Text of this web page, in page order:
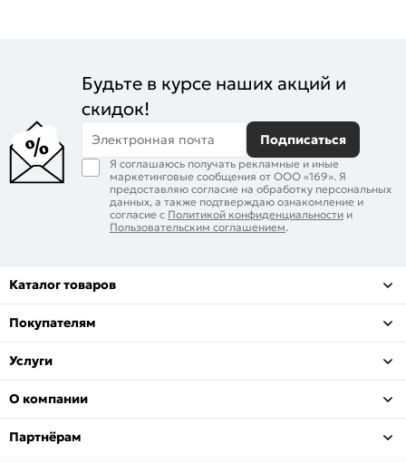
Будьте в курсе наших акций и
скидок!
Электронная почта Подписаться
Я соглашаюсь получать рекламные и иные
маркетинговые сообщения от ООО «169». Я
предоставляю согласие на обработку персональных
данных, а также подтверждаю ознакомление и
согласие с Политикой конфиденциальности и
Пользовательским соглашением.
Каталог товаров
Покупателям
Услуги
О компании
Партнёрам